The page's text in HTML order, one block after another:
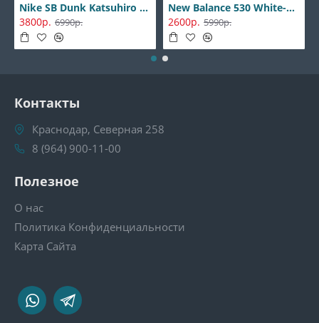
Nike SB Dunk Katsuhiro Otomo
3800р. 6990р.
New Balance 530 White-Silver
2600р. 5990р.
Контакты
Краснодар, Северная 258
8 (964) 900-11-00
Полезное
О нас
Политика Конфиденциальности
Карта Сайта